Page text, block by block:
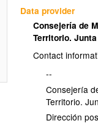
Data provider
Consejería de
Territorio.
Contact
--
Consejería
Territorio.
Dirección